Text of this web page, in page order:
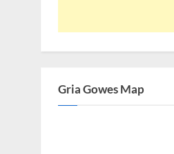
Gria Gowes Map